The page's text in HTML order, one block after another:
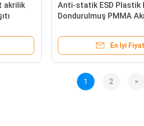
akrilik
Anti-statik ESD Plastik
Dondurulmuş PMMA
En Iyi Fiyat
1 2 >